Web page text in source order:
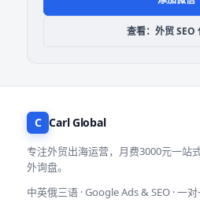
查看：外贸 SEO
C Carl Global
专注外贸出海运营，月费3000元一站
外询盘。
中英俄三语 · Google Ads & SEO · 一